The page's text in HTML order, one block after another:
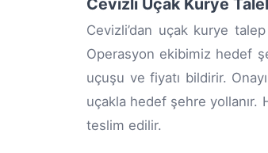
Cevizli Uçak Kurye
Cevizli’dan uçak kurye
Operasyon ekibimiz hedef
uçuşu ve fiyatı bildirir.
uçakla hedef şehre yollanır.
teslim edilir.